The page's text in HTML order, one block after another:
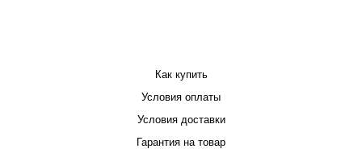
Как купить
Условия оплаты
Условия доставки
Гарантия на товар